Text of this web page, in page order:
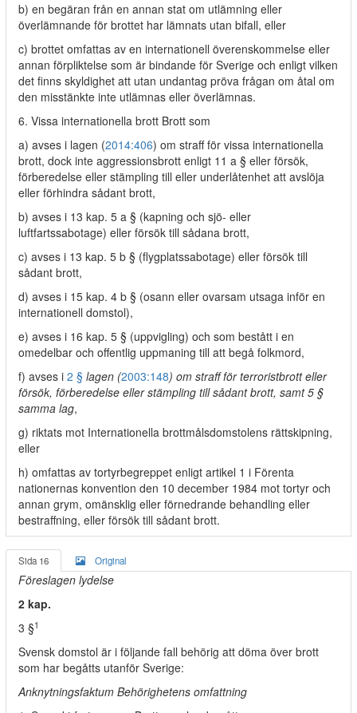
b) en begäran från en annan stat om utlämning eller
överlämnande för brottet har lämnats utan bifall, eller
c) brottet omfattas av en internationell överenskommelse eller
annan förpliktelse som är bindande för Sverige och enligt vilken
det finns skyldighet att utan undantag pröva frågan om åtal om
den misstänkte inte utlämnas eller överlämnas.
6. Vissa internationella brott Brott som
a) avses i lagen (2014:406) om straff för vissa internationella
brott, dock inte aggressionsbrott enligt 11 a § eller försök,
förberedelse eller stämpling till eller underlåtenhet att avslöja
eller förhindra sådant brott,
b) avses i 13 kap. 5 a § (kapning och sjö- eller
luftfartssabotage) eller försök till sådana brott,
c) avses i 13 kap. 5 b § (flygplatssabotage) eller försök till
sådant brott,
d) avses i 15 kap. 4 b § (osann eller ovarsam utsaga inför en
internationell domstol),
e) avses i 16 kap. 5 § (uppvigling) och som bestått i en
omedelbar och offentlig uppmaning till att begå folkmord,
f) avses i 2 § lagen (2003:148) om straff för terroristbrott eller
försök, förberedelse eller stämpling till sådant brott, samt 5 §
samma lag,
g) riktats mot Internationella brottmålsdomstolens rättskipning,
eller
h) omfattas av tortyrbegreppet enligt artikel 1 i Förenta
nationernas konvention den 10 december 1984 mot tortyr och
annan grym, omänsklig eller förnedrande behandling eller
bestraffning, eller försök till sådant brott.
Sida 16 Original
Föreslagen lydelse
2 kap.
3 §1
Svensk domstol är i följande fall behörig att döma över brott
som har begåtts utanför Sverige:
Anknytningsfaktum Behörighetens omfattning